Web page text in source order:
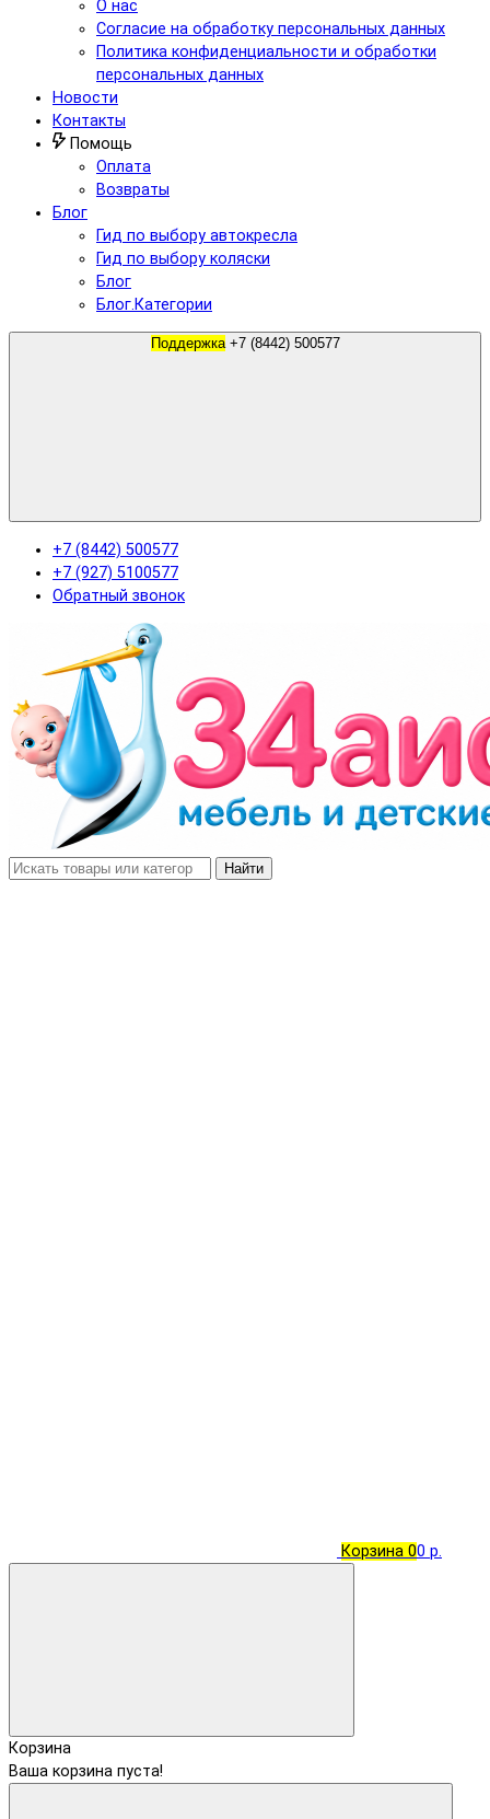
О нас
Согласие на обработку персональных данных
Политика конфиденциальности и обработки
персональных данных
Новости
Контакты
Помощь
Оплата
Возвраты
Блог
Гид по выбору автокресла
Гид по выбору коляски
Блог
Блог.Категории
Поддержка +7 (8442) 500577
+7 (8442) 500577
+7 (927) 5100577
Обратный звонок
Найти
Корзина 00 р.
Корзина
Ваша корзина пуста!